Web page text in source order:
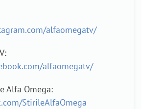
alfaomegatv/
alfaomegatv/
Alfa Omega:
StirileAlfaOmega